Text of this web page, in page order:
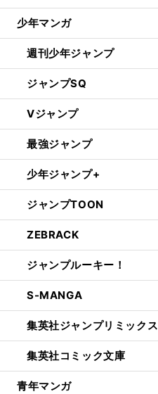
少年マンガ
週刊少年ジャンプ
ジャンプSQ
Vジャンプ
最強ジャンプ
少年ジャンプ+
ジャンプTOON
ZEBRACK
ジャンプルーキー！
S-MANGA
集英社ジャンプリミックス
集英社コミック文庫
青年マンガ